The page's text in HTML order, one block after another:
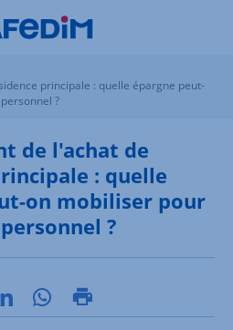
principale : quelle épargne peut-
?
de l'achat de
: quelle
on mobiliser pour
?